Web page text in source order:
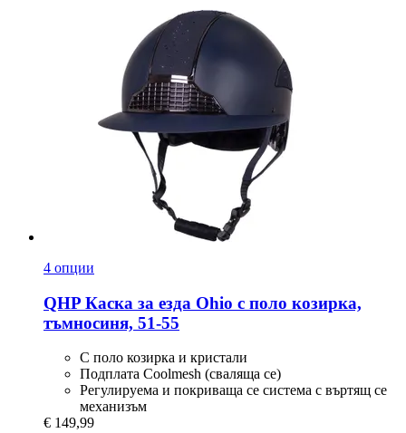
4 опции
QHP Каска за езда Ohio с поло козирка,
тъмносиня, 51-​55
С поло козирка и кристали
Подплата Coolmesh (сваляща се)
Регулируема и покриваща се система с въртящ се
механизъм
€ 149,99